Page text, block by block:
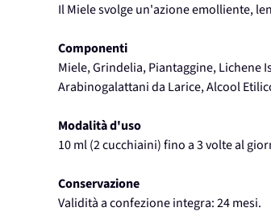
Il Miele svolge un'azione emolliente,
Componenti
Miele, Grindelia, Piantaggine, Lichene
Arabinogalattani da Larice, Alcool
Modalità d'uso
10 ml (2 cucchiaini) fino a 3 volte al
Conservazione
Validità a confezione integra: 24 mesi.